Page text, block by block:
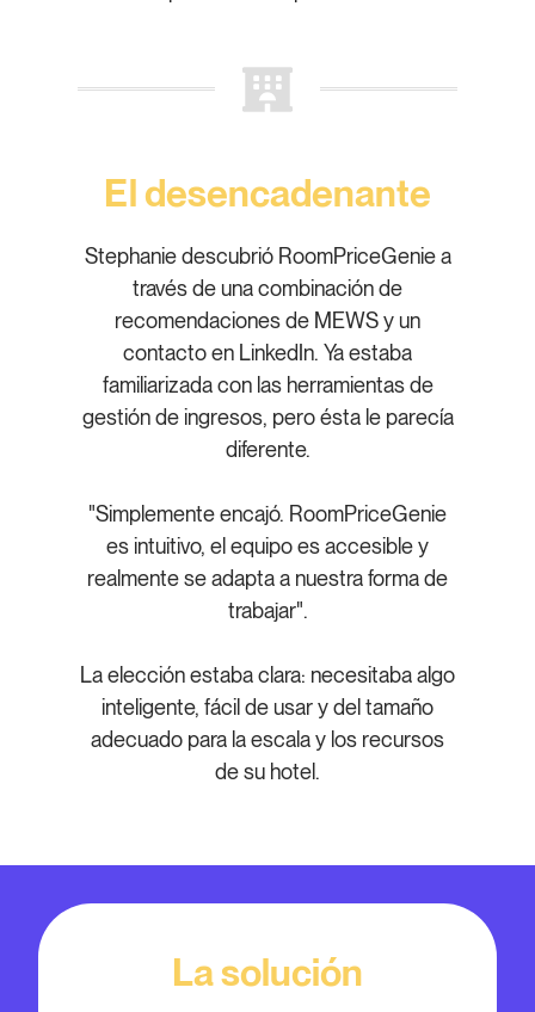
El desencadenante
Stephanie descubrió RoomPriceGenie a
través de una combinación de
recomendaciones de MEWS y un
contacto en LinkedIn. Ya estaba
familiarizada con las herramientas de
gestión de ingresos, pero ésta le parecía
diferente.
"Simplemente encajó. RoomPriceGenie
es intuitivo, el equipo es accesible y
realmente se adapta a nuestra forma de
trabajar".
La elección estaba clara: necesitaba algo
inteligente, fácil de usar y del tamaño
adecuado para la escala y los recursos
de su hotel.
La solución